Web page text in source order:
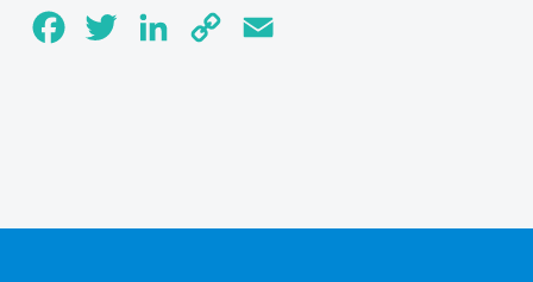
FacebookTwitter LinkedInCopy